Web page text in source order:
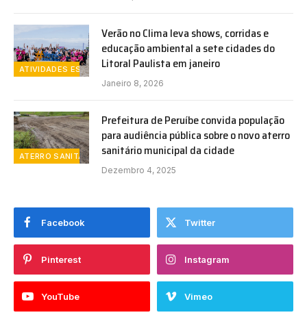
ATIVIDADES ESPORTIVAS
Verão no Clima leva shows, corridas e
educação ambiental a sete cidades do
Litoral Paulista em janeiro
Janeiro 8, 2026
ATERRO SANITÁRIO
Prefeitura de Peruíbe convida população
para audiência pública sobre o novo aterro
sanitário municipal da cidade
Dezembro 4, 2025
Facebook Twitter
Pinterest Instagram
YouTube Vimeo